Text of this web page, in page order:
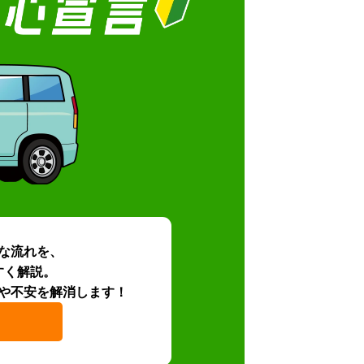
流れを、
解説。
不安を解消します！